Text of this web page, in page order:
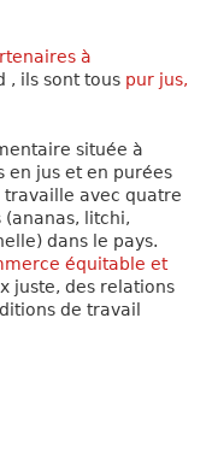
à
, ils sont tous pur jus,
située à
en jus et en purées
travaille avec quatre
litchi,
dans le pays.
équitable et
juste, des relations
de travail